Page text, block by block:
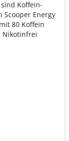
Koffein-
Scooper Energy
80 Koffein
Nikotinfrei